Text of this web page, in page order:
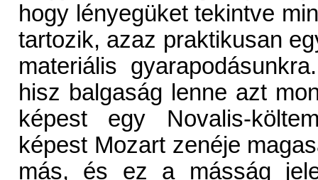
hogy lényegüket tekintve
tartozik, azaz praktikusan
materiális
hisz balgaság lenne azt
képest egy Novalis-
képest Mozart zenéje
más, és ez a másság